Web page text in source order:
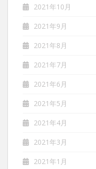
2021年10月
2021年9月
2021年8月
2021年7月
2021年6月
2021年5月
2021年4月
2021年3月
2021年1月